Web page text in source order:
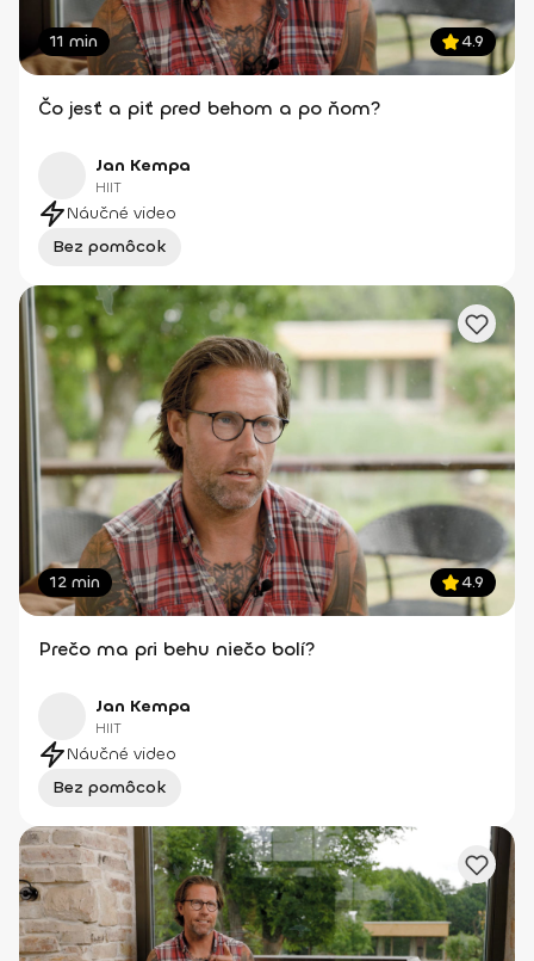
11 min 4.9
Čo jesť a piť pred behom a po ňom?
Jan Kempa
HIIT
Náučné video
Bez pomôcok
12 min 4.9
Prečo ma pri behu niečo bolí?
Jan Kempa
HIIT
Náučné video
Bez pomôcok